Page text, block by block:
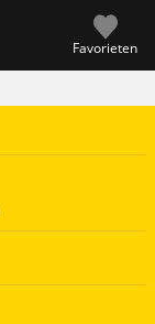
Favorieten